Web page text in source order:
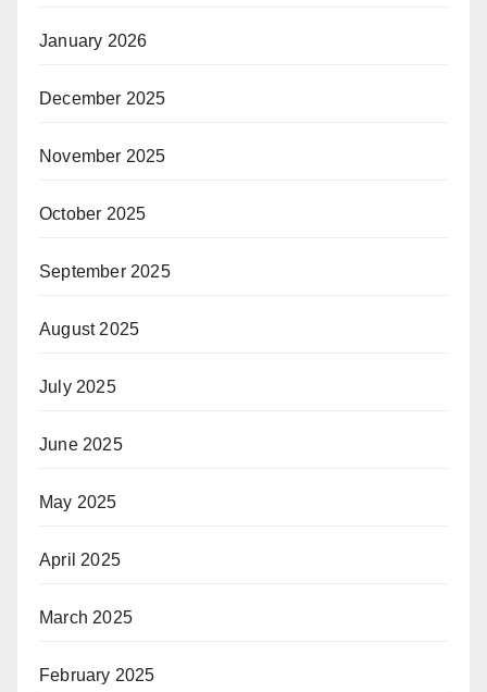
January 2026
December 2025
November 2025
October 2025
September 2025
August 2025
July 2025
June 2025
May 2025
April 2025
March 2025
February 2025